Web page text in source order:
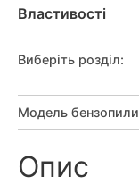
Властивості
Виберіть розділ:
Модель бензопили
Опис